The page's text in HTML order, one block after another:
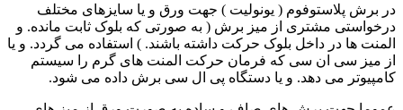
در برش پلاستوفوم ( یونولیت ) جهت ورق و یا سایزهای مختلف
درخواستی مشتری از میز برش ( به صورتی که بلوک ثابت مانده. و
المنت ها در داخل بلوک حرکت داشته باشند. ) استفاده می گردد. و یا
از میز سی ان سی که فرمان حرکت المنت های گرم را سیستم
کامپیوتر می دهد. و یا دستگاه پی ال سی برش داده می شود.